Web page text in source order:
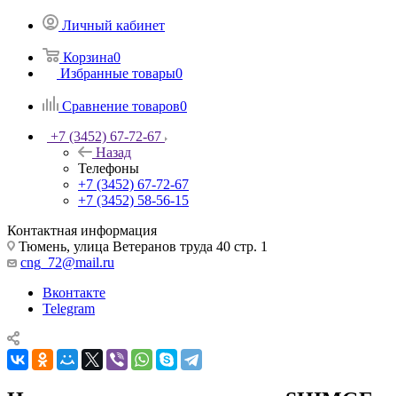
Личный кабинет
Корзина0
Избранные товары0
Сравнение товаров0
+7 (3452) 67-72-67
Назад
Телефоны
+7 (3452) 67-72-67
+7 (3452) 58-56-15
Контактная информация
Тюмень, улица Ветеранов труда 40 стр. 1
cng_72@mail.ru
Вконтакте
Telegram